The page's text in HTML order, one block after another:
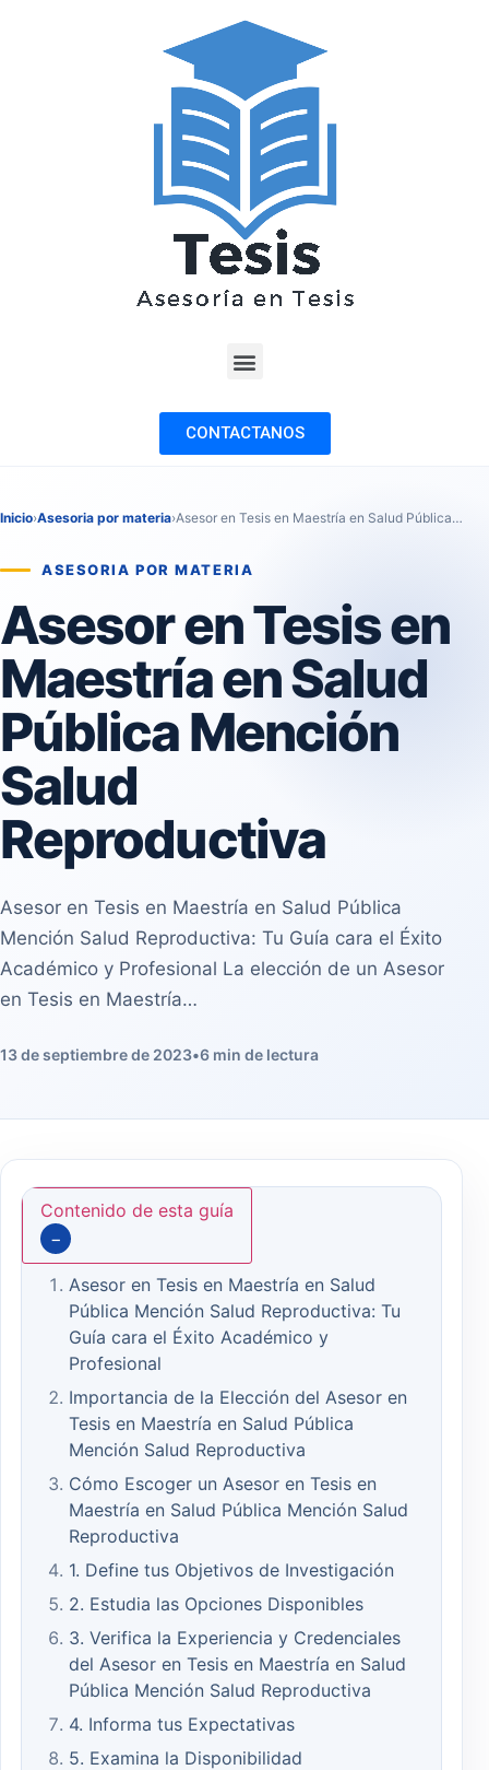
CONTACTANOS
Inicio›Asesoria por materia›Asesor en Tesis en Maestría en Salud Pública…
ASESORIA POR MATERIA
Asesor en Tesis en
Maestría en Salud
Pública Mención
Salud
Reproductiva
Asesor en Tesis en Maestría en Salud Pública
Mención Salud Reproductiva: Tu Guía cara el Éxito
Académico y Profesional La elección de un Asesor
en Tesis en Maestría…
13 de septiembre de 2023•6 min de lectura
Contenido de esta guía
−
Asesor en Tesis en Maestría en Salud
Pública Mención Salud Reproductiva: Tu
Guía cara el Éxito Académico y
Profesional
Importancia de la Elección del Asesor en
Tesis en Maestría en Salud Pública
Mención Salud Reproductiva
Cómo Escoger un Asesor en Tesis en
Maestría en Salud Pública Mención Salud
Reproductiva
1. Define tus Objetivos de Investigación
2. Estudia las Opciones Disponibles
3. Verifica la Experiencia y Credenciales
del Asesor en Tesis en Maestría en Salud
Pública Mención Salud Reproductiva
4. Informa tus Expectativas
5. Examina la Disponibilidad